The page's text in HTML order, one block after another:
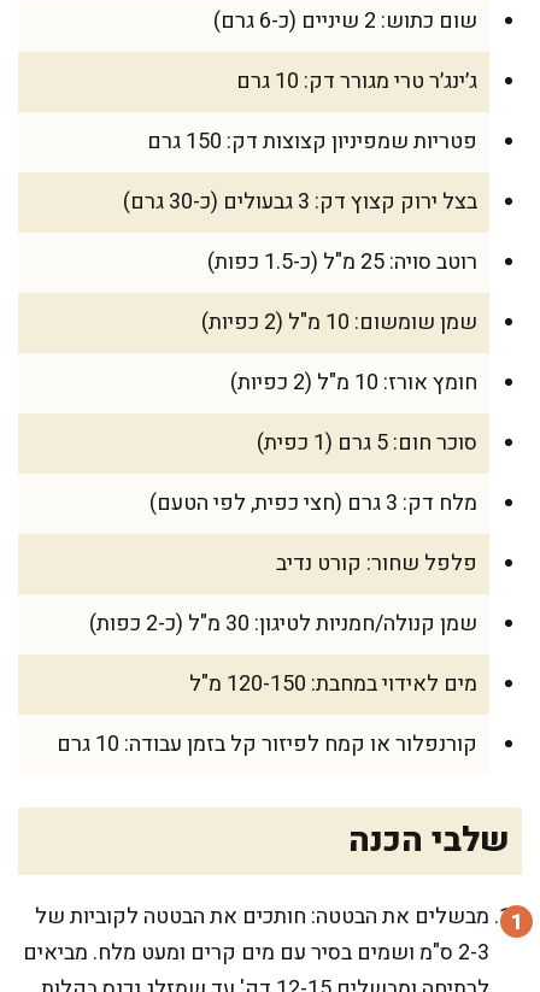
שום כתוש: 2 שיניים (כ-6 גרם)
ג׳ינג׳ר טרי מגורר דק: 10 גרם
פטריות שמפיניון קצוצות דק: 150 גרם
בצל ירוק קצוץ דק: 3 גבעולים (כ-30 גרם)
רוטב סויה: 25 מ"ל (כ-1.5 כפות)
שמן שומשום: 10 מ"ל (2 כפיות)
חומץ אורז: 10 מ"ל (2 כפיות)
סוכר חום: 5 גרם (1 כפית)
מלח דק: 3 גרם (חצי כפית, לפי הטעם)
פלפל שחור: קורט נדיב
שמן קנולה/חמניות לטיגון: 30 מ"ל (כ-2 כפות)
מים לאידוי במחבת: 120-150 מ"ל
קורנפלור או קמח לפיזור קל בזמן עבודה: 10 גרם
שלבי הכנה
מבשלים את הבטטה: חותכים את הבטטה לקוביות של
2-3 ס"מ ושמים בסיר עם מים קרים ומעט מלח. מביאים